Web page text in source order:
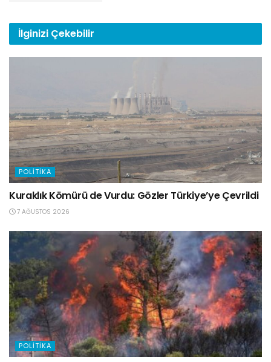
İlginizi Çekebilir
POLITIKA
Kuraklık Kömürü de Vurdu: Gözler Türkiye’ye Çevrildi
7 AĞUSTOS 2026
POLITIKA